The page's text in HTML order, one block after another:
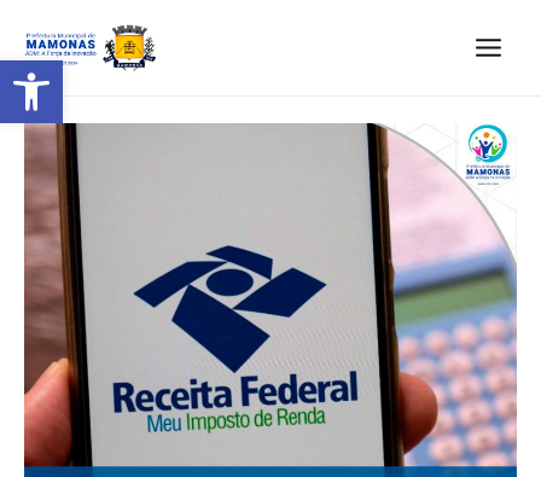
Barra de Ferramentas Aberta